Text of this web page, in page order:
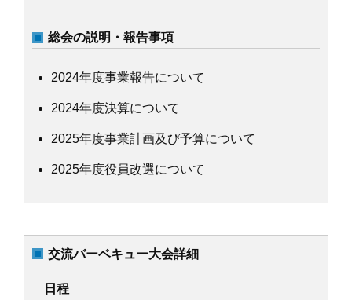
総会の説明・報告事項
2024年度事業報告について
2024年度決算について
2025年度事業計画及び予算について
2025年度役員改選について
交流バーベキュー大会詳細
日程